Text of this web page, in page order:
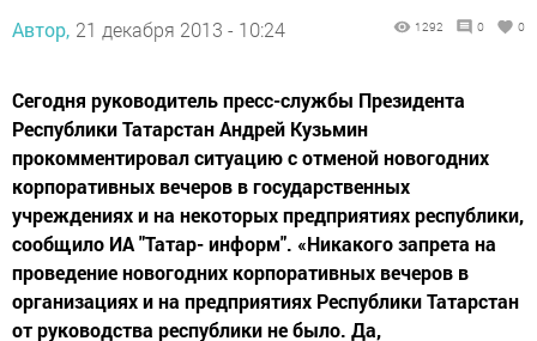
Автор, 21 декабря 2013 - 10:24 1292 0 0
Сегодня руководитель пресс-службы Президента
Республики Татарстан Андрей Кузьмин
прокомментировал ситуацию с отменой новогодних
корпоративных вечеров в государственных
учреждениях и на некоторых предприятиях республики,
сообщило ИА "Татар- информ". «Никакого запрета на
проведение новогодних корпоративных вечеров в
организациях и на предприятиях Республики Татарстан
от руководства республики не было. Да,